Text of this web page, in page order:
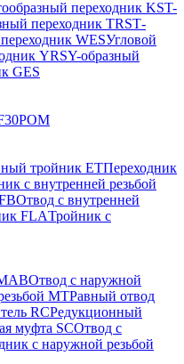
переходник KST-
переходник TRSТ-
WESУгловой
YRSY-образный
GES
POM
тройник ETПереходник
с внутренней резьбой
Отвод с внутренней
FLAТройник с
Отвод с наружной
MTРавный отвод
RCРедукционный
муфта SCОтвод с
с наружной резьбой